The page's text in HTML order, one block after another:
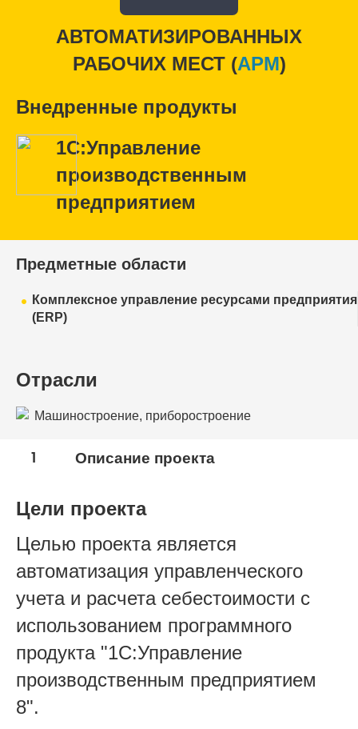
АВТОМАТИЗИРОВАННЫХ
РАБОЧИХ МЕСТ (APM)
Внедренные продукты
1С:Управление
производственным
предприятием
Предметные области
Комплексное управление ресурсами предприятия
(ERP)
Отрасли
Машиностроение, приборостроение
1 Описание проекта
Цели проекта
Целью проекта является
автоматизация управленческого
учета и расчета себестоимости с
использованием программного
продукта "1С:Управление
производственным предприятием
8".